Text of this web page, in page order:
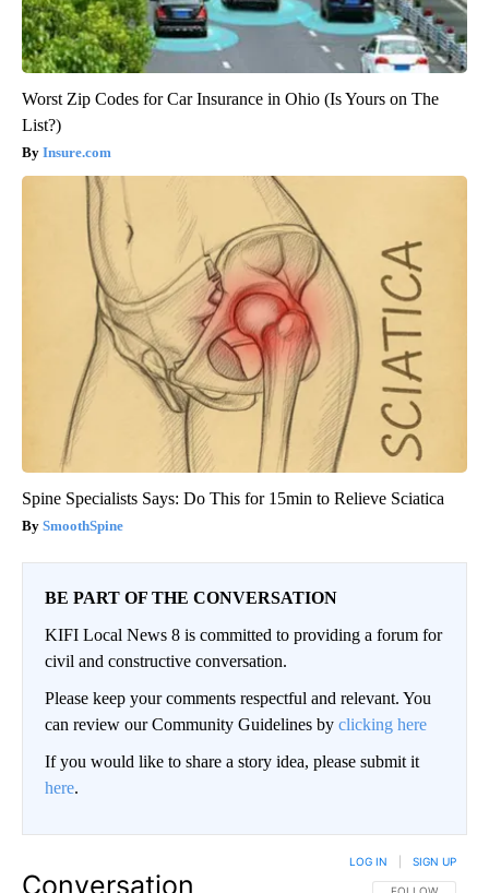
Worst Zip Codes for Car Insurance in Ohio (Is Yours on The
List?)
Insure.com
Spine Specialists Says: Do This for 15min to Relieve Sciatica
SmoothSpine
BE PART OF THE CONVERSATION
KIFI Local News 8 is committed to providing a forum for
civil and constructive conversation.
Please keep your comments respectful and relevant. You
can review our Community Guidelines by clicking here
If you would like to share a story idea, please submit it
here.
Conversation
LOG IN SIGN UP